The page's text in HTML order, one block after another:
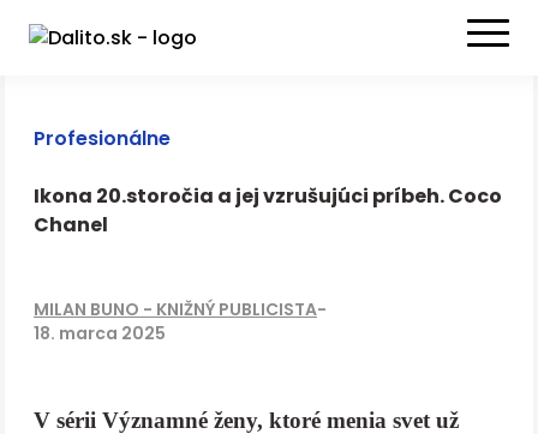
Profesionálne
Ikona 20.storočia a jej vzrušujúci príbeh. Coco
Chanel
MILAN BUNO - KNIŽNÝ PUBLICISTA-
18. marca 2025
V sérii Významné ženy, ktoré menia svet už